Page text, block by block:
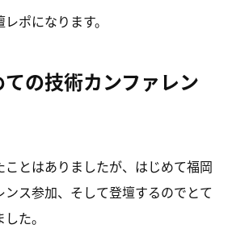
ポになります。
の技術カンファレン
とはありましたが、はじめて福岡
ス参加、そして登壇するのでとて
た。